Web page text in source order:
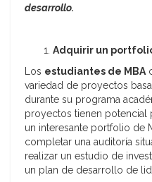
desarrollo.
Adquirir un
Los estudiantes de MBA
variedad de proyectos
durante su programa
proyectos tienen potencial
un interesante portfolio de
completar una auditoría
realizar un estudio de
un plan de desarrollo de